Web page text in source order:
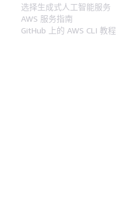
选择生成式人工智能服务
AWS 服务指南
GitHub 上的 AWS CLI 教程